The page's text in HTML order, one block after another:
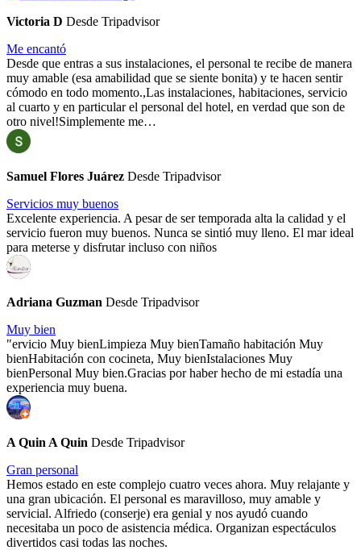
Victoria D Desde Tripadvisor
Me encantó
Desde que entras a sus instalaciones, el personal te recibe de manera
muy amable (esa amabilidad que se siente bonita) y te hacen sentir
cómodo en todo momento.,Las instalaciones, habitaciones, servicio
al cuarto y en particular el personal del hotel, en verdad que son de
otro nivel!Simplemente me…
Samuel Flores Juárez Desde Tripadvisor
Servicios muy buenos
Excelente experiencia. A pesar de ser temporada alta la calidad y el
servicio fueron muy buenos. Nunca se sintió muy lleno. El mar ideal
para meterse y disfrutar incluso con niños
Adriana Guzman Desde Tripadvisor
Muy bien
"ervicio Muy bienLimpieza Muy bienTamaño habitación Muy
bienHabitación con cocineta, Muy bienIstalaciones Muy
bienPersonal Muy bien.Gracias por haber hecho de mi estadía una
experiencia muy buena.
A Quin A Quin Desde Tripadvisor
Gran personal
Hemos estado en este complejo cuatro veces ahora. Muy relajante y
una gran ubicación. El personal es maravilloso, muy amable y
servicial. Alfriedo (conserje) era genial y nos ayudó cuando
necesitaba un poco de asistencia médica. Organizan espectáculos
divertidos casi todas las noches.